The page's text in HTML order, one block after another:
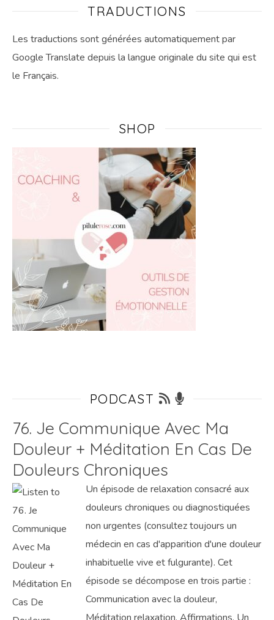
TRADUCTIONS
Les traductions sont générées automatiquement par
Google Translate depuis la langue originale du site qui est
le Français.
SHOP
PODCAST
76. Je Communique Avec Ma
Douleur + Méditation En Cas De
Douleurs Chroniques
Un épisode de relaxation consacré aux
douleurs chroniques ou diagnostiquées
non urgentes (consultez toujours un
médecin en cas d'apparition d'une douleur
inhabituelle vive et fulgurante). Cet
épisode se décompose en trois partie :
Communication avec la douleur,
Méditation relaxation, Affirmations. Un